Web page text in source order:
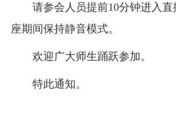
请参会人员提前10分钟进入
座期间保持静音模式。
欢迎广大师生踊跃参加。
特此通知。